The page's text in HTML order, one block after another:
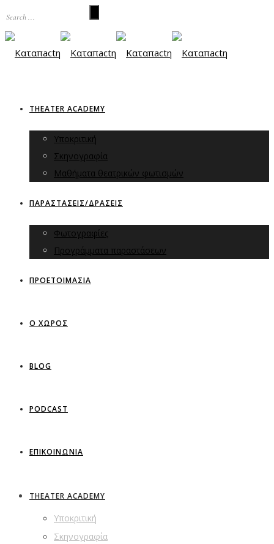
THEATER ACADEMY
Υποκριτική
Σκηνογραφία
Μαθήματα θεατρικών φωτισμών
ΠΑΡΑΣΤΑΣΕΙΣ/ΔΡΑΣΕΙΣ
Φωτογραφίες
Προγράμματα παραστάσεων
ΠΡΟΕΤΟΙΜΑΣΙΑ
Ο ΧΩΡΟΣ
BLOG
PODCAST
ΕΠΙΚΟΙΝΩΝΙΑ
THEATER ACADEMY
Υποκριτική
Σκηνογραφία